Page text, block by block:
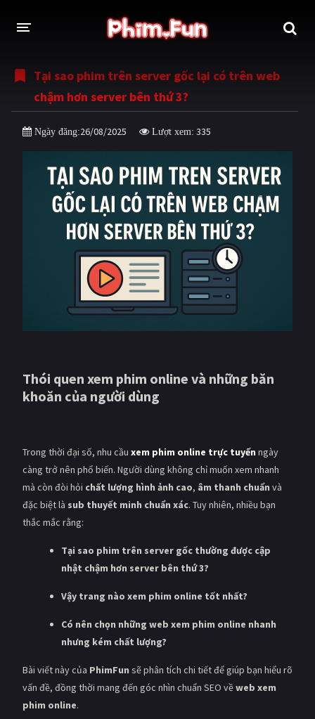
THỂ LOẠI
Thần thoại - Cổ trang Hành động
Tâm lý
Võ thuật - Kiếm hiệp Nhạc kịch
Tội phạm - Hình sự
Hài hước
Khoa học - Tài liệu
Thể thao
Tình cảm - Lãng mạn Kỳ ảo
Viễn Tây
QUỐC GIA
Âu - Mỹ Trung Quốc - Hồng Kông
Hàn Quốc
Việt Nam
PHIM MỚI
PHIM BỘ
PHIM LẺ
Tại sao phim trên server gốc lại có trên web
chậm hơn server bên thứ 3?
Ngày đăng:26/08/2025 Lượt xem: 335
Thói quen xem phim online và những băn
khoăn của người dùng
Trong thời đại số, nhu cầu xem phim online trực tuyến ngày
càng trở nên phổ biến. Người dùng không chỉ muốn xem nhanh
mà còn đòi hỏi chất lượng hình ảnh cao, âm thanh chuẩn và
đặc biệt là sub thuyết minh chuẩn xác. Tuy nhiên, nhiều bạn
thắc mắc rằng:
Tại sao phim trên server gốc thường được cập
nhật chậm hơn server bên thứ 3?
Vậy trang nào xem phim online tốt nhất?
Có nên chọn những web xem phim online nhanh
nhưng kém chất lượng?
Bài viết này của PhimFun sẽ phân tích chi tiết để giúp bạn hiểu rõ
vấn đề, đồng thời mang đến góc nhìn chuẩn SEO vềweb xem
phim online.